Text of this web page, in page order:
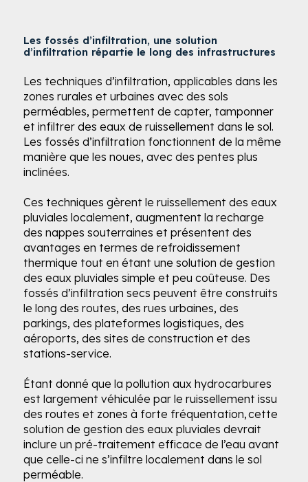
Les fossés d’infiltration, une solution
d’infiltration répartie le long des infrastructures
Les techniques d’infiltration, applicables dans les
zones rurales et urbaines avec des sols
perméables, permettent de capter, tamponner
et infiltrer des eaux de ruissellement dans le sol.
Les fossés d’infiltration fonctionnent de la même
manière que les noues, avec des pentes plus
inclinées. ​
Ces techniques gèrent le ruissellement des eaux
pluviales localement, augmentent la recharge
des nappes souterraines et présentent des
avantages en termes de refroidissement
thermique tout en étant une solution de gestion
des eaux pluviales simple et peu coûteuse. Des
fossés d’infiltration secs​ peuvent être construits
le long des routes, des rues urbaines, des
parkings, des plateformes logistiques, des
aéroports, des sites de construction et des
stations-service.
Étant donné que la pollution aux hydrocarbures
est largement véhiculée par le ruissellement issu
des routes et zones à forte fréquentation, cette
solution de gestion des eaux pluviales devrait
inclure un pré-traitement efficace de l’eau avant
que celle-ci ne s’infiltre localement dans le sol
perméable.